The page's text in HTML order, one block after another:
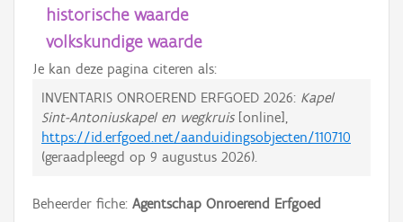
historische waarde
volkskundige waarde
Je kan deze pagina citeren als:
INVENTARIS ONROEREND ERFGOED 2026: Kapel
Sint-Antoniuskapel en wegkruis[online],
https://id.erfgoed.net/aanduidingsobjecten/110710
(geraadpleegd op 9 augustus 2026).
Beheerder fiche: Agentschap Onroerend Erfgoed